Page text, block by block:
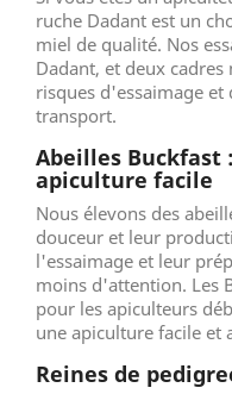
ruche Dadant est un
miel de qualité. Nos
Dadant, et deux
risques d'essaimage
transport.
Abeilles Buckfast
apiculture facile
Nous élevons des
douceur et leur
l'essaimage et leur
moins d'attention. Les
pour les apiculteurs
une apiculture facile et
Reines de